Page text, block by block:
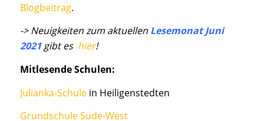
Blogbeitrag.
-> Neuigkeiten zum aktuellen Lesemonat Juni
2021gibt es hier!
Mitlesende Schulen:
Julianka-Schulein Heiligenstedten
Grundschule Sude-West